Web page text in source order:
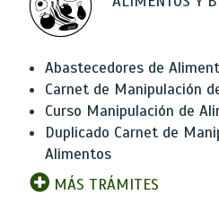
Abastecedores de
Carnet de Manipulación
Curso Manipulación de
Duplicado Carnet de
Alimentos
MÁS TRÁMITES